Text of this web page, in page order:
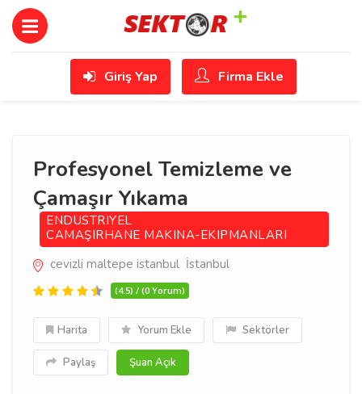
Giriş Yap Firma Ekle
Profesyonel Temizleme ve
Çamaşır Yıkama
ENDUSTRIYEL
CAMAŞIRHANE MAKINA-EKIPMANLARI
cevizli maltepe istanbul İstanbul
(4.5) / (0 Yorum)
Harita Yorum Ekle Sektörler
Paylaş Şuan Açık